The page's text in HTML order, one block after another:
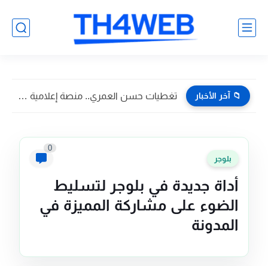
📁 آخر الأخبار تغطيات حسن العمري.. منصة إعلامية تسويقية تواكب أبرز فعاليات وأخبار...
بلوجر
0
أداة جديدة في بلوجر لتسليط
الضوء على مشاركة المميزة في
المدونة